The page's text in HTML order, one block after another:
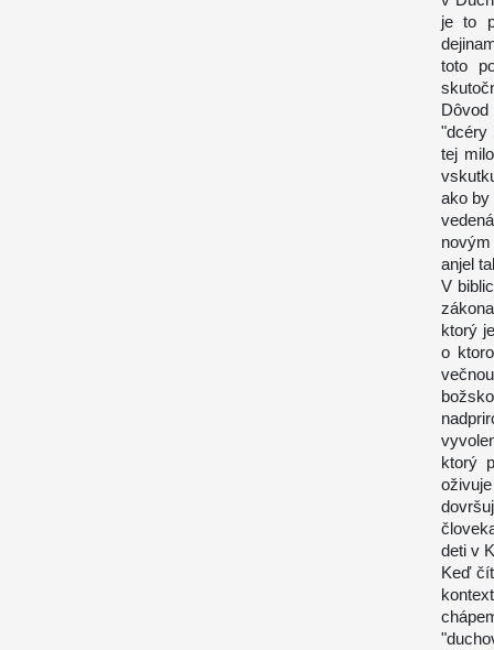
je to
toto
"dcéry
tej
ako by
anjel
V
ktorý
o
ktorý
deti v
Keď